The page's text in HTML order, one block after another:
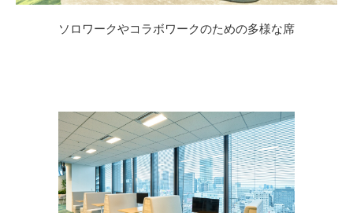
ソロワークやコラボワークのための多様な席